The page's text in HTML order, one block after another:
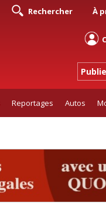
Rechercher À
Reportages Autos